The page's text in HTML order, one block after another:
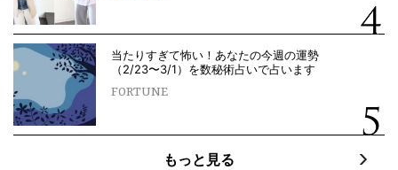
当たりすぎて怖い！あなたの今週の運勢
（2/23〜3/1）を数秘術占いで占います
FORTUNE
もっと見る